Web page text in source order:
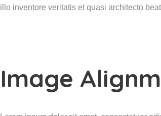
illo inventore veritatis et quasi architecto
Image